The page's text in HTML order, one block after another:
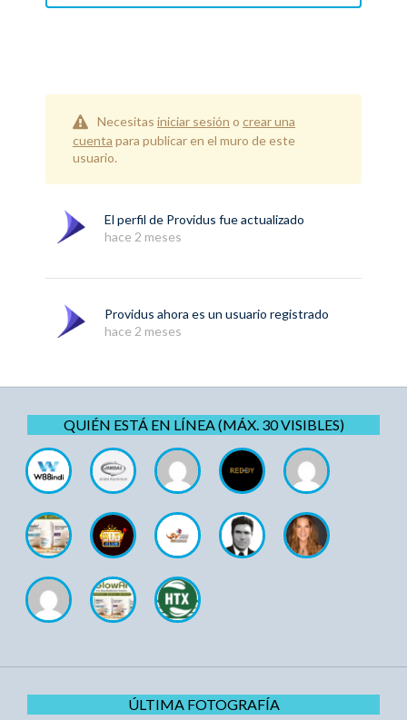
Necesitas iniciar sesión o crear una
cuenta para publicar en el muro de este
usuario.
El perfil de Providus fue actualizado
hace 2 meses
Providus ahora es un usuario registrado
hace 2 meses
QUIÉN ESTÁ EN LÍNEA (MÁX. 30 VISIBLES)
ÚLTIMA FOTOGRAFÍA